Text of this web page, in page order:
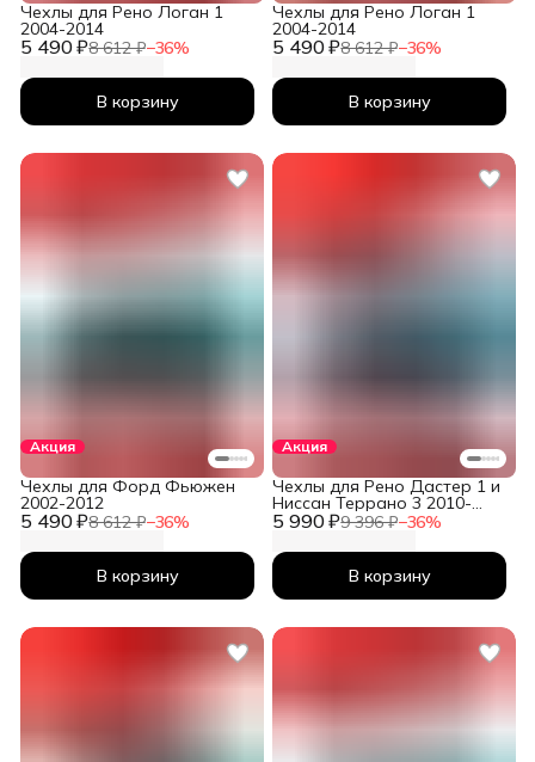
5 490 ₽8 612 ₽−36%
Чехлы для Рено Логан 1
2004-2014
В корзину
5 490 ₽8 612 ₽−36%
Чехлы для Рено Логан 1
2004-2014
В корзину
Акция
5 490 ₽8 612 ₽−36%
Чехлы для Форд Фьюжен
2002-2012
В корзину
Акция
5 990 ₽9 396 ₽−36%
Чехлы для Рено Дастер 1 и
Ниссан Террано 3 2010-
2026
В корзину